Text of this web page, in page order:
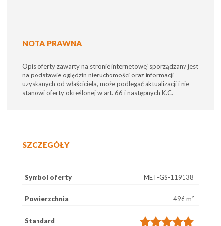
NOTA PRAWNA
Opis oferty zawarty na stronie internetowej sporządzany jest
na podstawie oględzin nieruchomości oraz informacji
uzyskanych od właściciela, może podlegać aktualizacji i nie
stanowi oferty określonej w art. 66 i następnych K.C.
SZCZEGÓŁY
Symbol oferty MET-GS-119138
Powierzchnia 496 m²
Standard